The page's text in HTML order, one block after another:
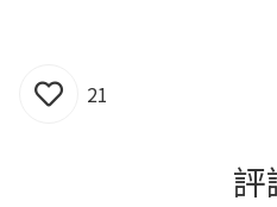
21
評